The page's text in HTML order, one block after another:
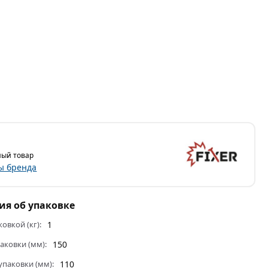
товар
бренда
об упаковке
(кг): 1
(мм): 150
(мм): 110